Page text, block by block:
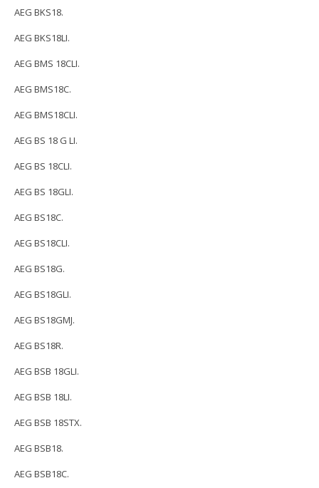
AEG BKS18.
AEG BKS18LI.
AEG BMS 18CLI.
AEG BMS18C.
AEG BMS18CLI.
AEG BS 18 G LI.
AEG BS 18CLI.
AEG BS 18GLI.
AEG BS18C.
AEG BS18CLI.
AEG BS18G.
AEG BS18GLI.
AEG BS18GMJ.
AEG BS18R.
AEG BSB 18GLI.
AEG BSB 18LI.
AEG BSB 18STX.
AEG BSB18.
AEG BSB18C.